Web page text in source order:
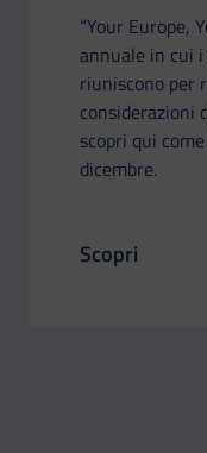
europeo
“Your Europe,
annuale in cui
riuniscono per
considerazioni
scopri qui
dicembre.
Il link ti
Scopri